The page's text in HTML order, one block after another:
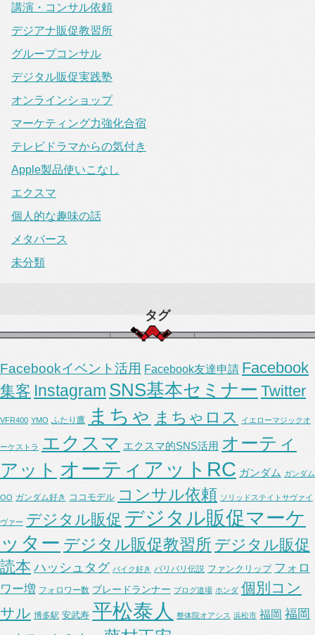
講演・コンサル依頼
デジアナ販促教習所
グループコンサル
デジタル販促実践塾
オンラインショップ
マーケティング力強化合宿
テレビドラマからの気付き
Apple製品使いこなし
エクスマ
個人的な趣味の話
メタバース
未分類
タグ
Facebookイベント活用 Facebook友達申請 Facebook
集客 Instagram SNS基本セミナー Twitter
VFR400 YMO ふたり鷹 まちゃ まちゃロス イエローマジックオ
ーケストラ エクスマ エクスマ的SNS活用 オーティ
アット オーティアットRC ガンダム ガンダム
OO ガンダム好き ココモデル コンサル依頼 ソリッドステイトサヴァイ
ヴァー デジタル販促 デジタル販促マーケ
ッター デジタル販促教習所 デジタル販促
読本 ハッシュタグ バイク好き バリバリ伝説 ファンクリップ フォロ
ワー増 フォロワー数 ブレードランナー ブログ道場 ホンダ 個別コン
サル 博多駅 安武寿 平松泰人 整体院オアシス 浜松市 福岡 福岡